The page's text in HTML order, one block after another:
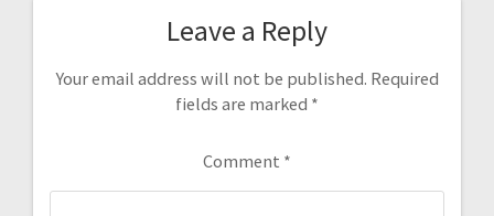
Leave a Reply
Your email address will not be published. Required
fields are marked *
Comment *